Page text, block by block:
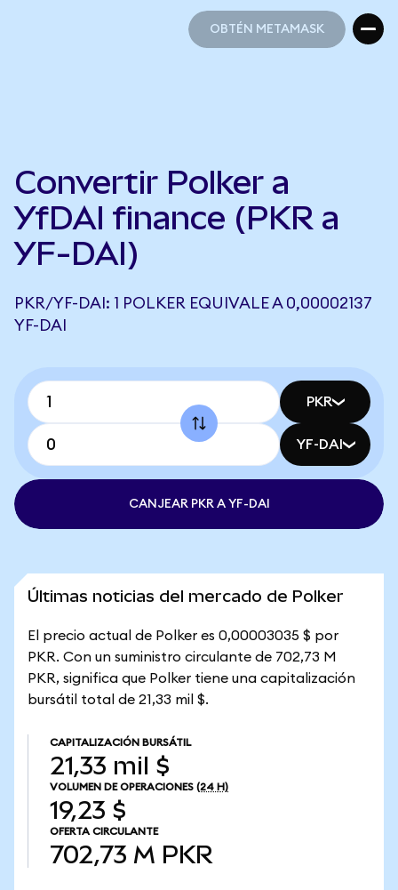
OBTÉN METAMASK
Convertir Polker a
YfDAI finance (PKR a
YF-DAI)
PKR/YF-DAI: 1 POLKER EQUIVALE A 0,00002137
YF-DAI
PKR
YF-DAI
CANJEAR PKR A YF-DAI
Últimas noticias del mercado de Polker
El precio actual de Polker es 0,00003035 $ por
PKR. Con un suministro circulante de 702,73 M
PKR, significa que Polker tiene una capitalización
bursátil total de 21,33 mil $.
CAPITALIZACIÓN BURSÁTIL
21,33 mil $
VOLUMEN DE OPERACIONES (24 H)
19,23 $
OFERTA CIRCULANTE
702,73 M PKR